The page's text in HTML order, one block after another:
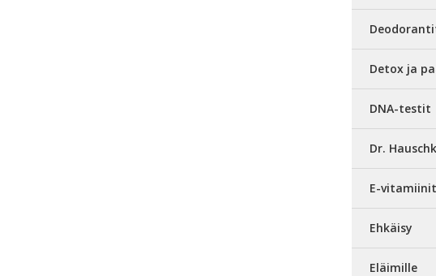
Detox ja
DNA-testit
Dr.
E-vitamiinit
Ehkäisy
Eläimille